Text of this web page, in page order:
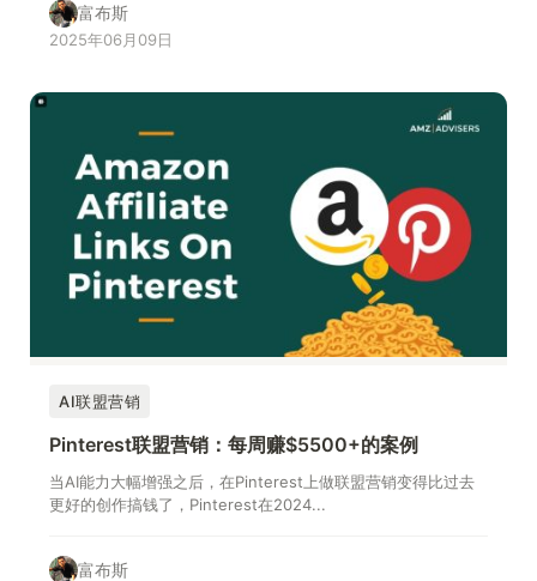
富布斯
2025年06月09日
AI联盟营销
Pinterest联盟营销：每周赚$5500+的案例
当AI能力大幅增强之后，在Pinterest上做联盟营销变得比过去
更好的创作搞钱了，Pinterest在2024...
富布斯